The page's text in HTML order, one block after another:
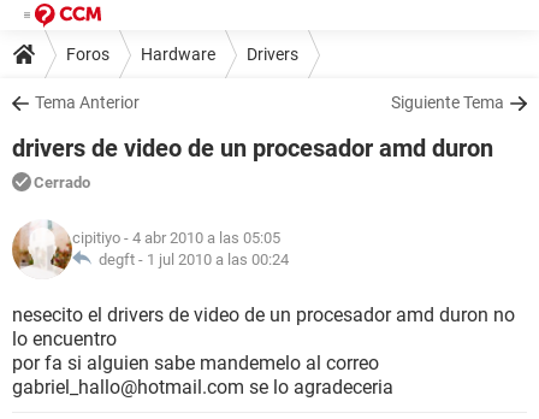
Foros Hardware Drivers
Tema Anterior Siguiente Tema
drivers de video de un procesador amd duron
Cerrado
cipitiyo - 4 abr 2010 a las 05:05
degft - 1 jul 2010 a las 00:24
nesecito el drivers de video de un procesador amd duron no
lo encuentro
por fa si alguien sabe mandemelo al correo
gabriel_hallo@hotmail.com se lo agradeceria